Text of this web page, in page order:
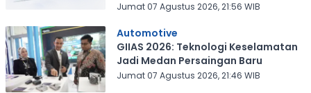
Jumat 07 Agustus 2026, 21:56 WIB
Automotive
GIIAS 2026: Teknologi Keselamatan
Jadi Medan Persaingan Baru
Jumat 07 Agustus 2026, 21:46 WIB